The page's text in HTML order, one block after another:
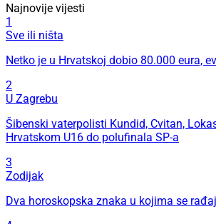
Najnovije vijesti
1
Sve ili ništa
Netko je u Hrvatskoj dobio 80.000 eura,
2
U Zagrebu
Šibenski vaterpolisti Kundid, Cvitan,
Hrvatskom U16 do polufinala SP-a
3
Zodijak
Dva horoskopska znaka u kojima se